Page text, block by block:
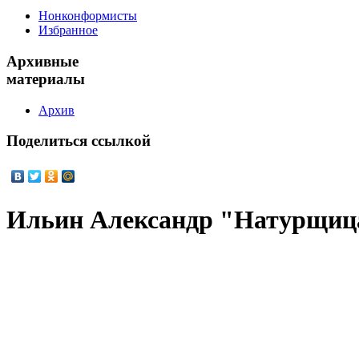
Нонконформисты
Избранное
Архивные
материалы
Архив
Поделиться ссылкой
Ильин Александр